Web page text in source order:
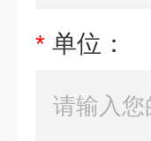
* 单位：